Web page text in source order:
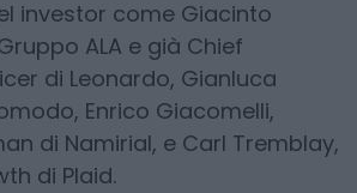
investor come Giacinto
ALA e già Chief
di Leonardo, Gianluca
Enrico Giacomelli,
di Namirial, e Carl Tremblay,
di Plaid.